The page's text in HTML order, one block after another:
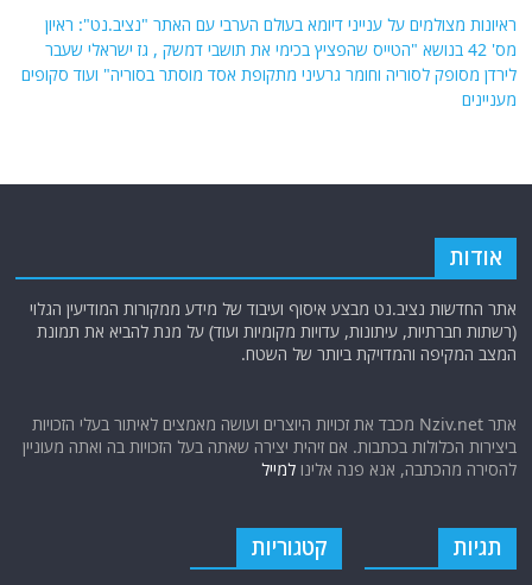
ראיונות מצולמים על ענייני דיומא בעולם הערבי עם האתר "נציב.נט": ראיון
מס' 42 בנושא "הטייס שהפציץ בכימי את תושבי דמשק , גז ישראלי שעבר
לירדן מסופק לסוריה וחומר גרעיני מתקופת אסד מוסתר בסוריה" ועוד סקופים
מעניינים
אודות
אתר החדשות נציב.נט מבצע איסוף ועיבוד של מידע ממקורות המודיעין הגלוי
(רשתות חברתיות, עיתונות, עדויות מקומיות ועוד) על מנת להביא את תמונת
המצב המקיפה והמדויקת ביותר של השטח.
אתר Nziv.net מכבד את זכויות היוצרים ועושה מאמצים לאיתור בעלי הזכויות
ביצירות הכלולות בכתבות. אם זיהית יצירה שאתה בעל הזכויות בה ואתה מעוניין
להסירה מהכתבה, אנא פנה אלינולמייל
תגיות קטגוריות